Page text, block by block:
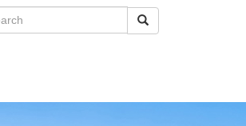
Search